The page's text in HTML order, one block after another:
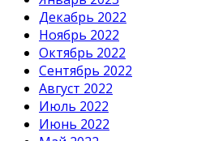
Декабрь 2022
Ноябрь 2022
Октябрь 2022
Сентябрь 2022
Август 2022
Июль 2022
Июнь 2022